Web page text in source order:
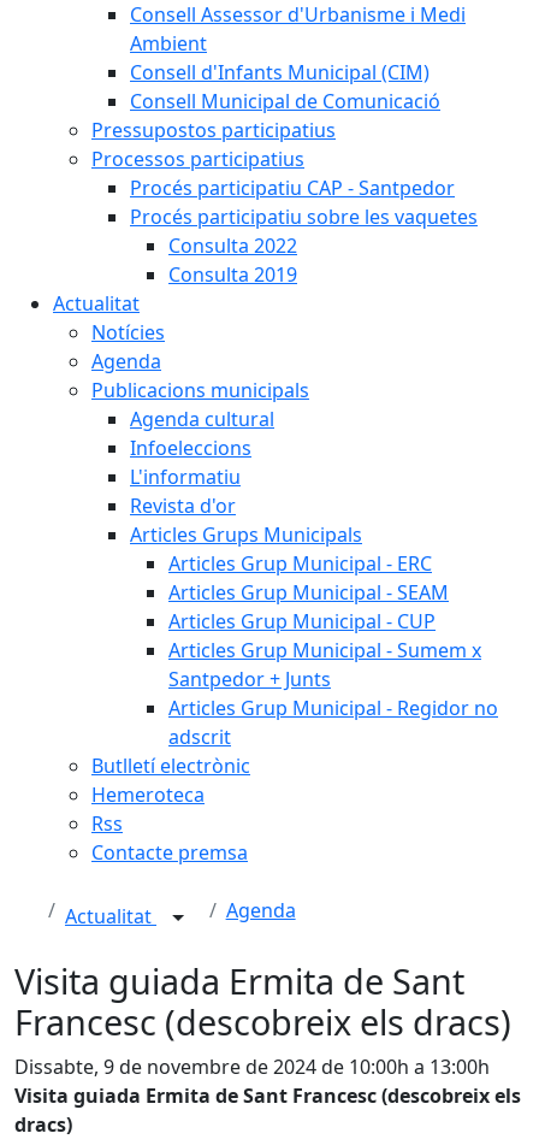
Consell Assessor d'Urbanisme i Medi
Ambient
Consell d'Infants Municipal (CIM)
Consell Municipal de Comunicació
Pressupostos participatius
Processos participatius
Procés participatiu CAP - Santpedor
Procés participatiu sobre les vaquetes
Consulta 2022
Consulta 2019
Actualitat
Notícies
Agenda
Publicacions municipals
Agenda cultural
Infoeleccions
L'informatiu
Revista d'or
Articles Grups Municipals
Articles Grup Municipal - ERC
Articles Grup Municipal - SEAM
Articles Grup Municipal - CUP
Articles Grup Municipal - Sumem x
Santpedor + Junts
Articles Grup Municipal - Regidor no
adscrit
Butlletí electrònic
Hemeroteca
Rss
Contacte premsa
Actualitat Agenda
Visita guiada Ermita de Sant
Francesc (descobreix els dracs)
Dissabte, 9 de novembre de 2024 de 10:00h a 13:00h
Visita guiada Ermita de Sant Francesc (descobreix els
dracs)